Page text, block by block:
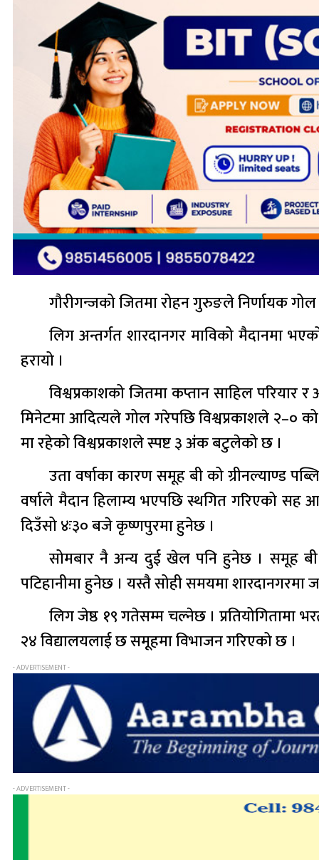
गौरीगन्जको जितमा रोहन गुरुङले निर्णायक
लिग अन्तर्गत शारदानगर माविको मैदानमा
हरायो ।
विश्वप्रकाशको जितमा कप्तान साहिल
मिनेटमा आदित्यले गोल गरेपछि विश्वप्रकाशले २–०
मा रहेको विश्वप्रकाशले स्पष्ट ३ अंंक बटुलेको छ ।
उता वर्षाका कारण समूह बी को ग्रीनल्याण्ड
वर्षाले मैदान हिलाम्य भएपछि स्थगित गरिएको
दिउँसो ४ः३० बजे कृष्णपुरमा हुनेछ ।
सोमबार नै अन्य दुई खेल पनि हुनेछ । समूह बी
पटिहानीमा हुनेछ । यस्तै सोही समयमा शारदानगरमा
लिग जेष्ठ १९ गतेसम्म चल्नेछ । प्रतियोगितामा
२४ विद्यालयलाई छ समूहमा विभाजन गरिएको छ ।
- ADVERTISEMENT -
- ADVERTISEMENT -